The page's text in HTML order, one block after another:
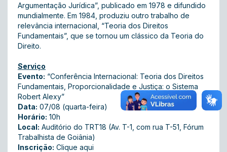
Argumentação Jurídica”, publicado em 1978 e difundido
mundialmente. Em 1984, produziu outro trabalho de
relevância internacional, “Teoria dos Direitos
Fundamentais”, que se tornou um clássico da Teoria do
Direito.
Serviço
Evento: “Conferência Internacional: Teoria dos Direitos
Fundamentais, Proporcionalidade e Justiça: o Sistema
Robert Alexy”
Data: 07/08 (quarta-feira)
Horário: 10h
Local: Auditório do TRT18 (Av. T-1, com rua T-51, Fórum
Trabalhista de Goiânia)
Inscrição: Clique aqui